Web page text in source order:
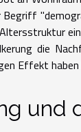
die
Effekt haben
und